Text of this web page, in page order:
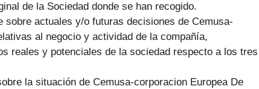
de la Sociedad donde se han recogido.
sobre actuales y/o futuras decisiones de Cemusa-
al negocio y actividad de la compañía,
reales y potenciales de la sociedad respecto a los tres
la situación de Cemusa-corporacion Europea De